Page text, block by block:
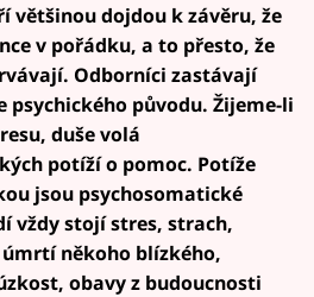
většinou dojdou k závěru, že
v pořádku, a to přesto, že
Odborníci zastávají
psychického původu. Žijeme-li
duše volá
potíží o pomoc. Potíže
jsou psychosomatické
vždy stojí stres, strach,
někoho blízkého,
obavy z budoucnosti